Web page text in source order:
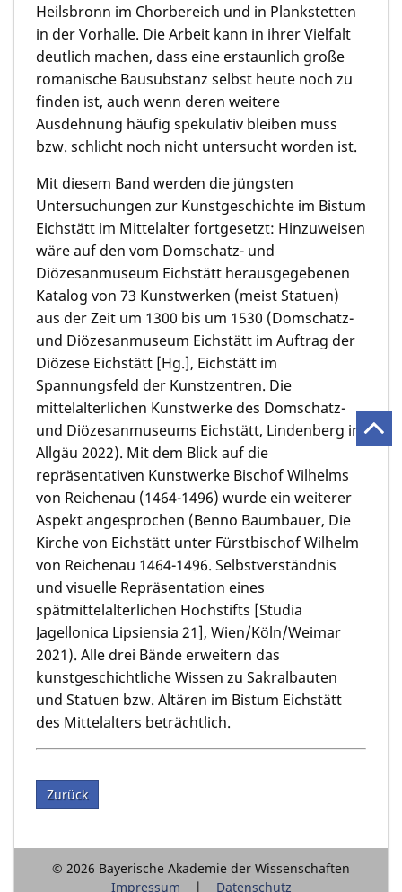
Heilsbronn im Chorbereich und in Plankstetten
in der Vorhalle. Die Arbeit kann in ihrer Vielfalt
deutlich machen, dass eine erstaunlich große
romanische Bausubstanz selbst heute noch zu
finden ist, auch wenn deren weitere
Ausdehnung häufig spekulativ bleiben muss
bzw. schlicht noch nicht untersucht worden ist.
Mit diesem Band werden die jüngsten
Untersuchungen zur Kunstgeschichte im Bistum
Eichstätt im Mittelalter fortgesetzt: Hinzuweisen
wäre auf den vom Domschatz- und
Diözesanmuseum Eichstätt herausgegebenen
Katalog von 73 Kunstwerken (meist Statuen)
aus der Zeit um 1300 bis um 1530 (Domschatz-
und Diözesanmuseum Eichstätt im Auftrag der
Diözese Eichstätt [Hg.], Eichstätt im
Spannungsfeld der Kunstzentren. Die
mittelalterlichen Kunstwerke des Domschatz-
und Diözesanmuseums Eichstätt, Lindenberg im
Allgäu 2022). Mit dem Blick auf die
repräsentativen Kunstwerke Bischof Wilhelms
von Reichenau (1464-1496) wurde ein weiterer
Aspekt angesprochen (Benno Baumbauer, Die
Kirche von Eichstätt unter Fürstbischof Wilhelm
von Reichenau 1464-1496. Selbstverständnis
und visuelle Repräsentation eines
spätmittelalterlichen Hochstifts [Studia
Jagellonica Lipsiensia 21], Wien/Köln/Weimar
2021). Alle drei Bände erweitern das
kunstgeschichtliche Wissen zu Sakralbauten
und Statuen bzw. Altären im Bistum Eichstätt
des Mittelalters beträchtlich.
Zurück
© 2026 Bayerische Akademie der Wissenschaften
Impressum
Datenschutz